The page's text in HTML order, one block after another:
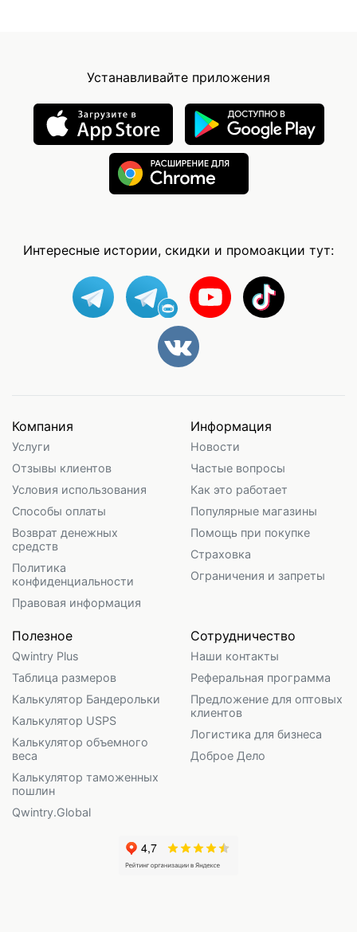
Устанавливайте приложения
Интересные истории, скидки и промоакции тут:
Компания
Услуги
Отзывы клиентов
Условия использования
Способы оплаты
Возврат денежных
средств
Политика
конфиденциальности
Правовая информация
Информация
Новости
Частые вопросы
Как это работает
Популярные магазины
Помощь при покупке
Страховка
Ограничения и запреты
Полезное
Qwintry Plus
Таблица размеров
Калькулятор Бандерольки
Калькулятор USPS
Калькулятор объемного
веса
Калькулятор таможенных
пошлин
Qwintry.Global
Сотрудничество
Наши контакты
Реферальная программа
Предложение для оптовых
клиентов
Логистика для бизнеса
Доброе Дело